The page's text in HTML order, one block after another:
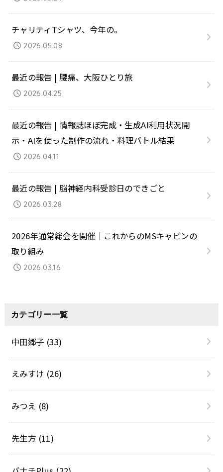
チャリティTシャツ、今年の。
2026.05.08
最近の報告 | 腰痛、大阪ひとり旅
2026.04.25
最近の報告 | 情報誌ほぼ完成・生成AI利用状況開
示・AIを使った制作の流れ・料理バトル結果
2026.04.11
最近の報告 | 脳神経内科受診日のできごと
2026.03.28
2026年通常総会を開催｜これからのMSキャビンの
取り組み
2026.03.16
カテゴリー一覧
中田郷子 (33)
えみすけ (26)
みつえ (8)
先生方 (11)